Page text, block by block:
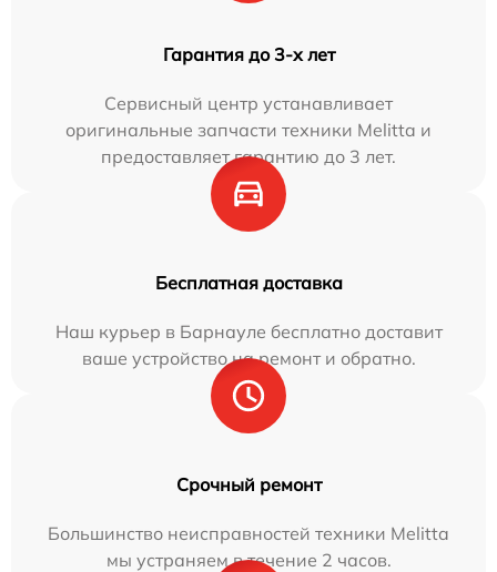
Гарантия до 3-х лет
Сервисный центр устанавливает
оригинальные запчасти техники Melitta и
предоставляет гарантию до 3 лет.
Бесплатная доставка
Наш курьер в Барнауле бесплатно доставит
ваше устройство на ремонт и обратно.
Срочный ремонт
Большинство неисправностей техники Melitta
мы устраняем в течение 2 часов.